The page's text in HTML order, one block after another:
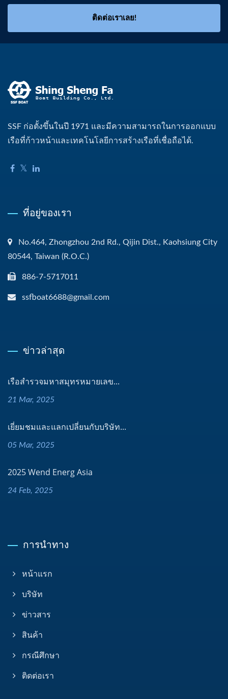
ติดต่อเราเลย!
SSF ก่อตั้งขึ้นในปี 1971 และมีความสามารถในการออกแบบ
เรือที่ก้าวหน้าและเทคโนโลยีการสร้างเรือที่เชื่อถือได้.
ที่อยู่ของเรา
No.464, Zhongzhou 2nd Rd., Qijin Dist., Kaohsiung City
80544, Taiwan (R.O.C.)
886-7-5717011
ssfboat6688@gmail.com
ข่าวล่าสุด
เรือสำรวจมหาสมุทรหมายเลข...
21 Mar, 2025
เยี่ยมชมและแลกเปลี่ยนกับบริษัท...
05 Mar, 2025
2025 Wend Energ Asia
24 Feb, 2025
การนำทาง
หน้าแรก
บริษัท
ข่าวสาร
สินค้า
กรณีศึกษา
ติดต่อเรา